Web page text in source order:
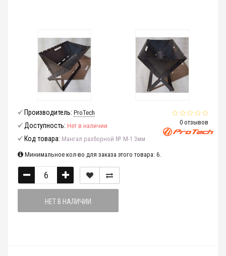
0 отзывов
Производитель: ProTech
Доступность: Нет в наличии
Код товара: Мангал разборной № М-1 3мм
Минимальное кол-во для заказа этого товара: 6.
НЕТ В НАЛИЧИИ